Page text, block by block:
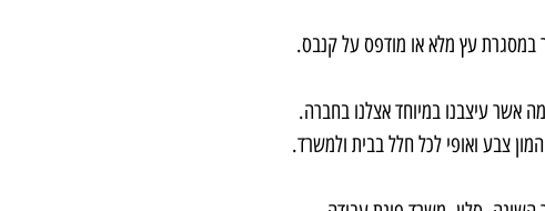
במסגרת עץ מלא או מודפס על קנבס.
אשר עיצבנו במיוחד אצלנו בחברה.
צבע ואופי לכל חלל בבית ולמשרד.